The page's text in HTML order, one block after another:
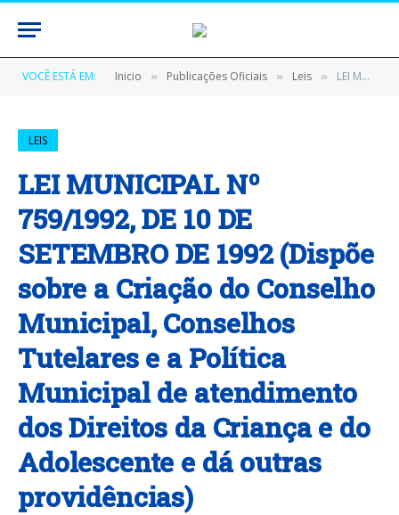
VOCÊ ESTÁ EM: Inicio » Publicações Oficiais » Leis » LEI MUNICIPAL Nº 759/1992, DE 10 DE SETEMBRO DE 1992 (Dispõe sobre a Criação do Conselho Municipal, Conselhos Tutelares e a Política Municipal de atendimento dos Direitos da Criança e do Adolescente e dá outras providências)
LEIS
LEI MUNICIPAL Nº
759/1992, DE 10 DE
SETEMBRO DE 1992 (Dispõe
sobre a Criação do Conselho
Municipal, Conselhos
Tutelares e a Política
Municipal de atendimento
dos Direitos da Criança e do
Adolescente e dá outras
providências)